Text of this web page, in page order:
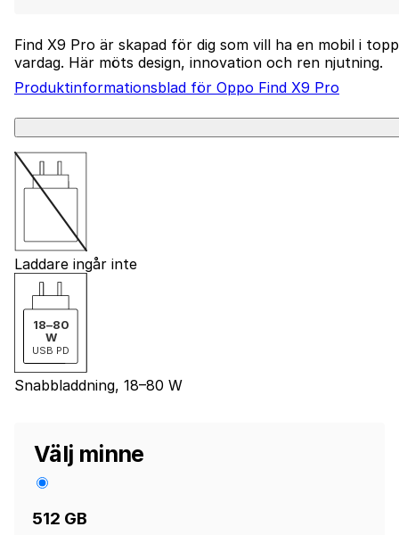
Find X9 Pro är skapad för dig som vill ha en mobil i
vardag. Här möts design, innovation och ren njutning.
Produktinformationsblad för Oppo Find X9 Pro
Laddare ingår inte
18–80
W
USB PD
Snabbladdning, 18–80 W
Välj minne
512 GB